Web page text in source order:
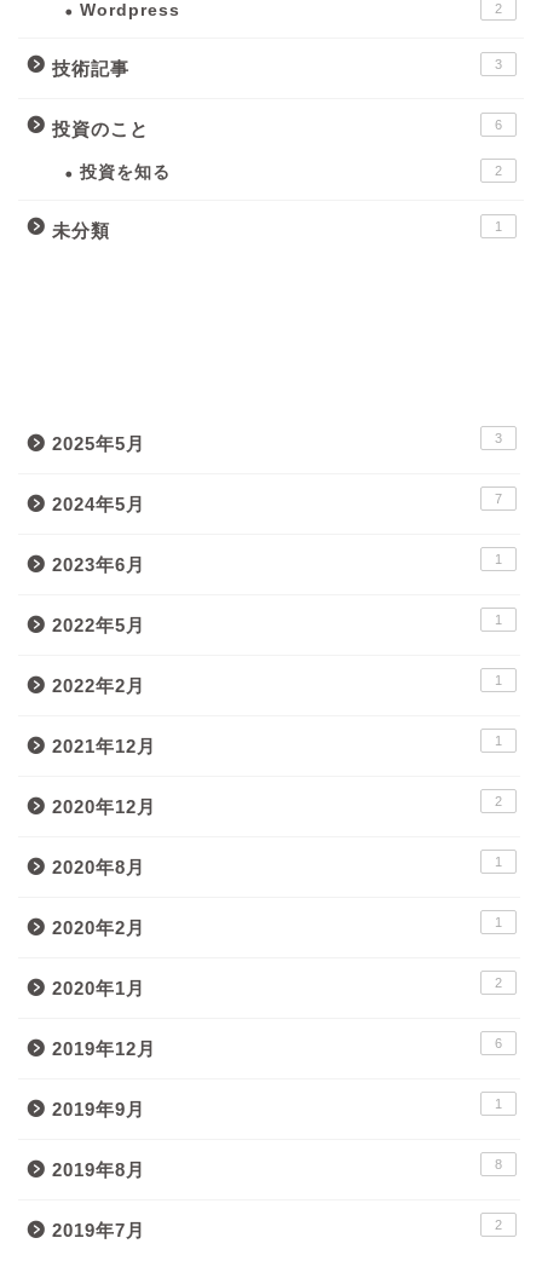
Wordpress 2
技術記事 3
投資のこと 6
投資を知る 2
未分類 1
2025年5月 3
2024年5月 7
2023年6月 1
2022年5月 1
2022年2月 1
2021年12月 1
2020年12月 2
2020年8月 1
2020年2月 1
2020年1月 2
2019年12月 6
2019年9月 1
2019年8月 8
2019年7月 2